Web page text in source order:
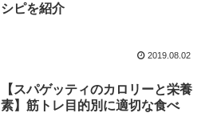
シピを紹介
2019.08.02
【スパゲッティのカロリーと栄養
素】筋トレ目的別に適切な食べ